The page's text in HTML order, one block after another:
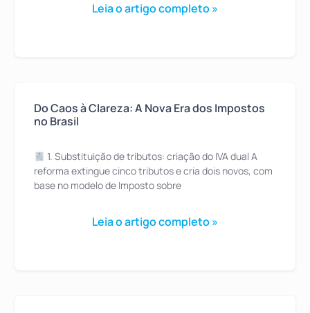
Leia o artigo completo »
Do Caos à Clareza: A Nova Era dos Impostos
no Brasil
1. Substituição de tributos: criação do IVA dual A
reforma extingue cinco tributos e cria dois novos, com
base no modelo de Imposto sobre
Leia o artigo completo »